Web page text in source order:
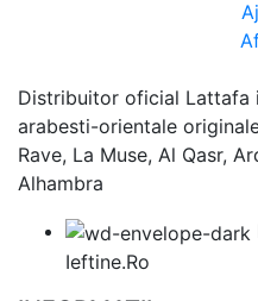
Distribuitor oficial Lattafa
arabesti-orientale
Rave, La Muse, Al Qasr,
Alhambra
Ieftine.Ro